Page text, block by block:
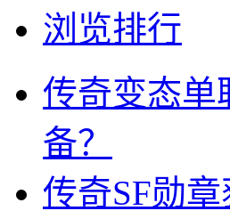
浏览排行
传奇变态单
备？
传奇SF勋